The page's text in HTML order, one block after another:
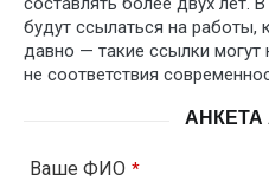
будут ссылаться на
давно — такие ссылки могут
не соответствия
Ваше ФИО *